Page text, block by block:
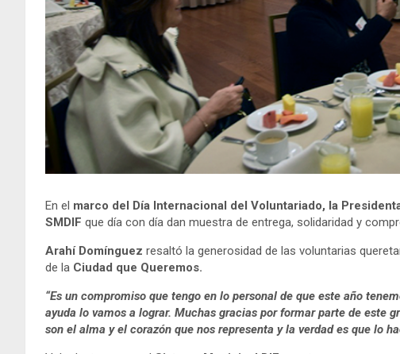
En el marco del Día Internacional del Voluntariado, la
SMDIF que día con día dan muestra de entrega, solidaridad y
Arahí Domínguez resaltó la generosidad de las voluntarias
de la Ciudad que Queremos.
“Es un compromiso que tengo en lo personal de que este año
ayuda lo vamos a lograr. Muchas gracias por formar parte de este
son el alma y el corazón que nos representa y la verdad es que lo